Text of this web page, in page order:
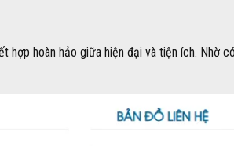
hoàn hảo giữa hiện đại và tiện ích. Nhờ